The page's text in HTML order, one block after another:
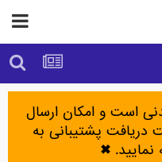
است و امکان ارسال
پشتیبانی به
✖